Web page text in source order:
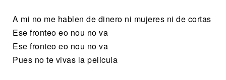
A mi no me hablen de dinero ni mujeres ni de cortas
Ese fronteo eo nou no va
Ese fronteo eo nou no va
Pues no te vivas la pelicula